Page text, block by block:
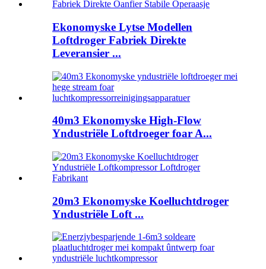
Ekonomyske Lytse Modellen
Loftdroger Fabriek Direkte
Leveransier ...
40m3 Ekonomyske High-Flow
Yndustriële Loftdroeger foar A...
20m3 Ekonomyske Koelluchtdroger
Yndustriële Loft ...